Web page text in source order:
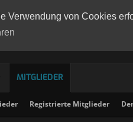
Verwendung von Cookies
MITGLIEDER
Registrierte Mitglieder